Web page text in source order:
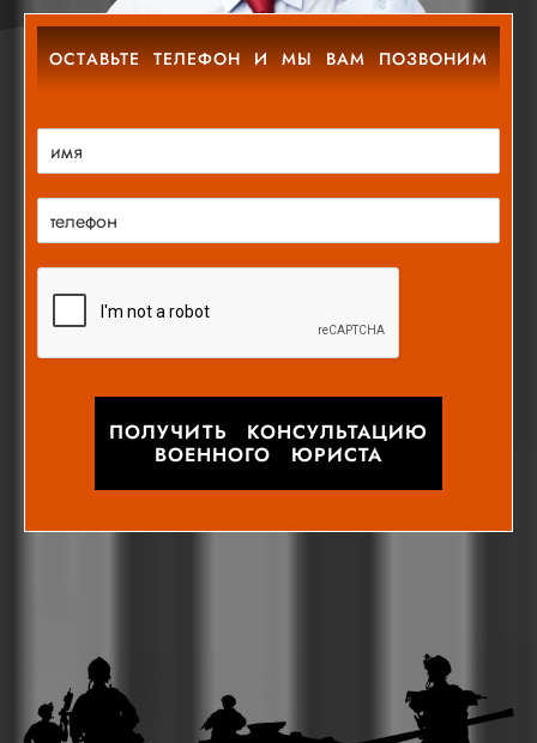
ОСТАВЬТЕ ТЕЛЕФОН И МЫ ВАМ ПОЗВОНИМ
ПОЛУЧИТЬ КОНСУЛЬТАЦИЮ
ВОЕННОГО ЮРИСТА